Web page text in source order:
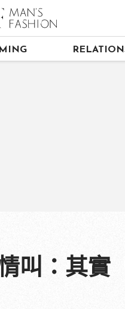
叫：其實